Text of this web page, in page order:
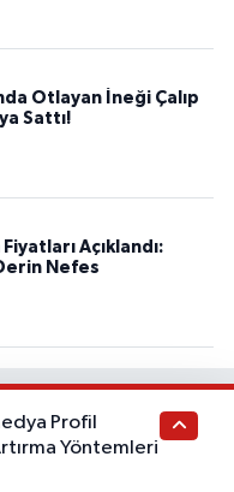
Otlayan İneği Çalıp
Sattı!
Fiyatları Açıklandı:
Nefes
Profil
Yöntemleri